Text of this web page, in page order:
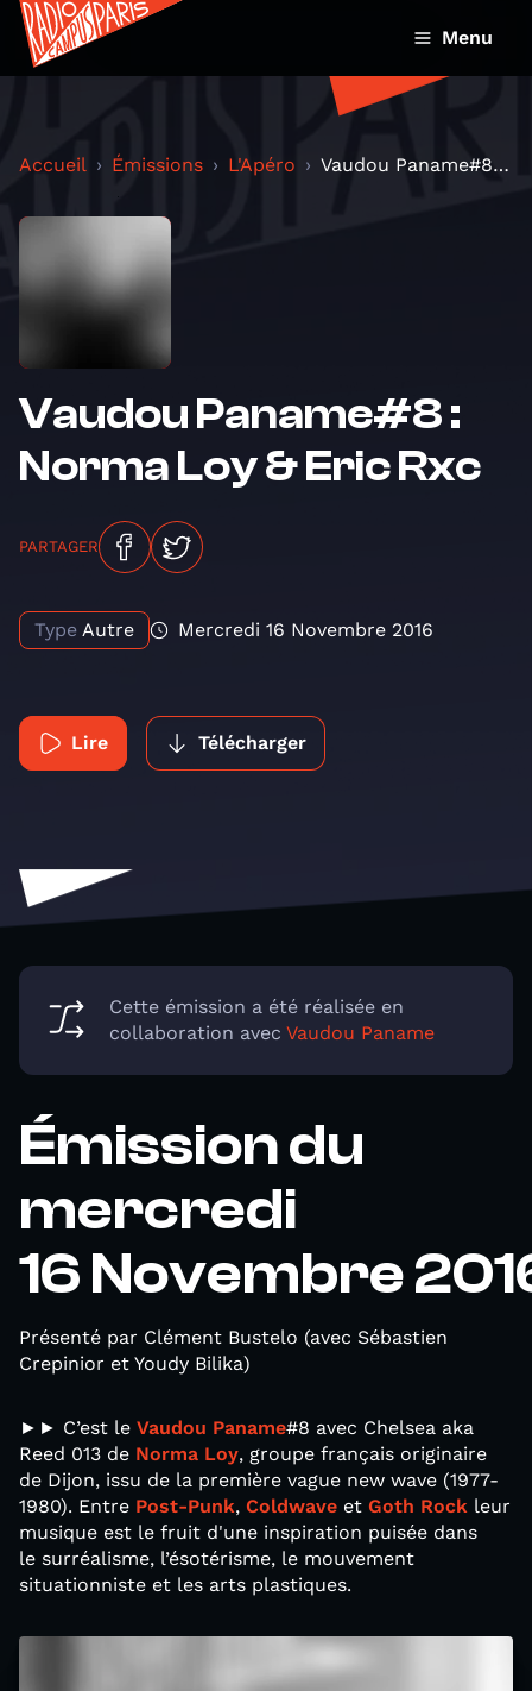
Menu
Accueil Émissions L'Apéro Vaudou Paname#8 : Norma Loy & Eric Rxc
Vaudou Paname#8 :
Norma Loy & Eric Rxc
PARTAGER
Type Autre Mercredi 16 Novembre 2016
Lire Télécharger
Cette émission a été réalisée en
collaboration avec Vaudou Paname
Émission du
mercredi
16 Novembre
Présenté par Clément Bustelo (avec Sébastien
Crepinior et Youdy Bilika)
►► C’est le Vaudou Paname#8 avec Chelsea aka
Reed 013 de Norma Loy, groupe français originaire
de Dijon, issu de la première vague new wave (1977-
1980). Entre Post-Punk, Coldwave et Goth Rock leur
musique est le fruit d'une inspiration puisée dans
le surréalisme, l’ésotérisme, le mouvement
situationniste et les arts plastiques.